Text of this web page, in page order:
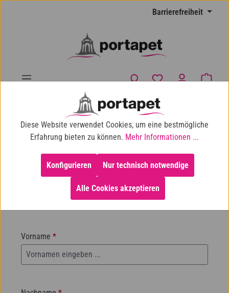
Barrierefreiheit
Du hast 0
10% Shop-Rabatt ab 100 € Einkaufswert
Informationen Vertrag widerrufen
Vertrag widerrufen
Vorname *
Diese Website verwendet Cookies, um eine bestmögliche
Erfahrung bieten zu können. Mehr Informationen ...
Konfigurieren
Alle Cookies akzeptieren
Nur technisch notwendige